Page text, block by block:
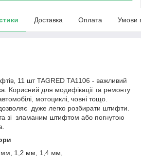
Доставка Оплата Умови
11 шт TAGRED TA1106 - важливий
Корисний для модифікації та ремонту
мотоциклі, човні тощо.
дуже легко розбирати штифти.
зі зламаним штифтом або погнутою
1,2 мм, 1,4 мм,